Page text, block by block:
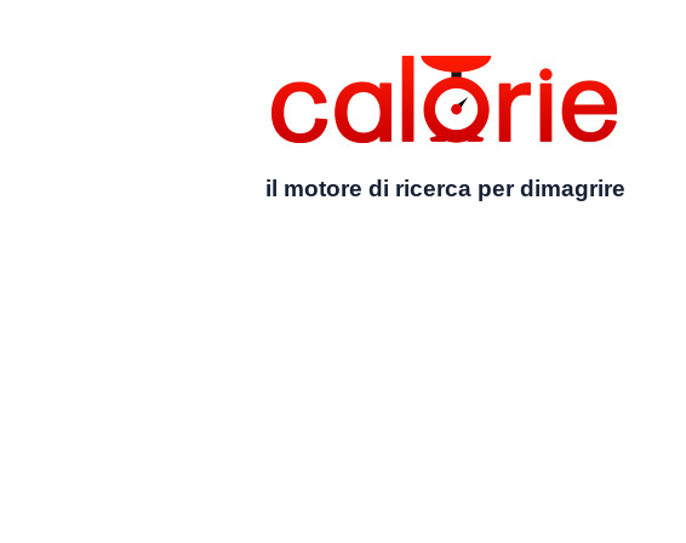
il motore di ricerca per dimagrire